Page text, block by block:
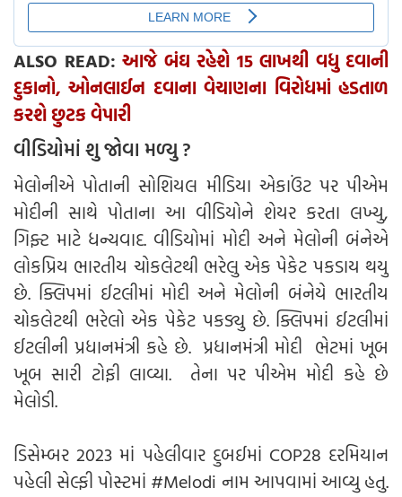
ALSO READ: આજે બંઘ રહેશે 15 લાખથી વધુ દવાની
દુકાનો, ઓનલાઈન દવાના વેચાણના વિરોધમાં હડતાળ
કરશે છુટક વેપારી
વીડિયોમાં શુ જોવા મળ્યુ ?
મેલોનીએ પોતાની સોશિયલ મીડિયા એકાઉંટ પર પીએમ
મોદીની સાથે પોતાના આ વીડિયોને શેયર કરતા લખ્યુ,
ગિફ્ટ માટે ધન્યવાદ. વીડિયોમાં મોદી અને મેલોની બંનેએ
લોકપ્રિય ભારતીય ચોકલેટથી ભરેલુ એક પેકેટ પકડાય થયુ
છે. ક્લિપમાં ઈટલીમાં મોદી અને મેલોની બંનેયે ભારતીય
ચોકલેટથી ભરેલો એક પેકેટ પકડ્યુ છે. ક્લિપમાં ઈટલીમાં
ઈટલીની પ્રધાનમંત્રી કહે છે. પ્રધાનમંત્રી મોદી ભેટમાં ખૂબ
ખૂબ સારી ટોફી લાવ્યા. તેના પર પીએમ મોદી કહે છે
મેલોડી.
ડિસેમ્બર 2023 માં પહેલીવાર દુબઈમાં COP28 દરમિયાન
પહેલી સેલ્ફી પોસ્ટમાં #Melodi નામ આપવામાં આવ્યુ હતુ.